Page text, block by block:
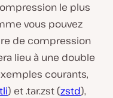
le plus
vous pouvez
de compression
lieu à une double
courants,
) et .tar.zst (zstd),